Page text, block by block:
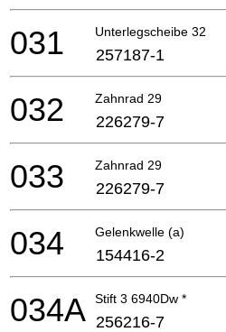
Unterlegscheibe 32
031 257187-1
Zahnrad 29
032 226279-7
Zahnrad 29
033 226279-7
Gelenkwelle (a)
034 154416-2
Stift 3 6940Dw *
034A 256216-7